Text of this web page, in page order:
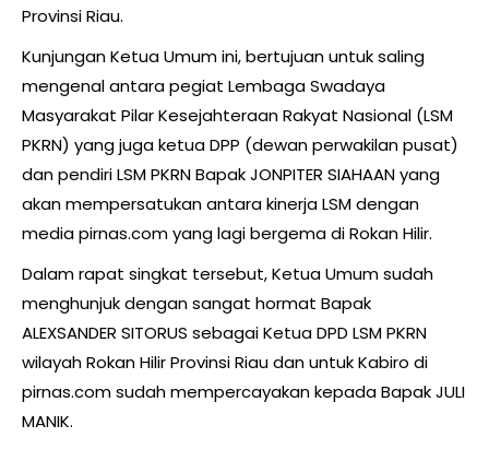
Provinsi Riau.
Kunjungan Ketua Umum ini, bertujuan untuk saling
mengenal antara pegiat Lembaga Swadaya
Masyarakat Pilar Kesejahteraan Rakyat Nasional (LSM
PKRN) yang juga ketua DPP (dewan perwakilan pusat)
dan pendiri LSM PKRN Bapak JONPITER SIAHAAN yang
akan mempersatukan antara kinerja LSM dengan
media pirnas.com yang lagi bergema di Rokan Hilir.
Dalam rapat singkat tersebut, Ketua Umum sudah
menghunjuk dengan sangat hormat Bapak
ALEXSANDER SITORUS sebagai Ketua DPD LSM PKRN
wilayah Rokan Hilir Provinsi Riau dan untuk Kabiro di
pirnas.com sudah mempercayakan kepada Bapak JULI
MANIK.